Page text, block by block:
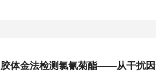
胶体金法检测氯氰菊酯——从干扰